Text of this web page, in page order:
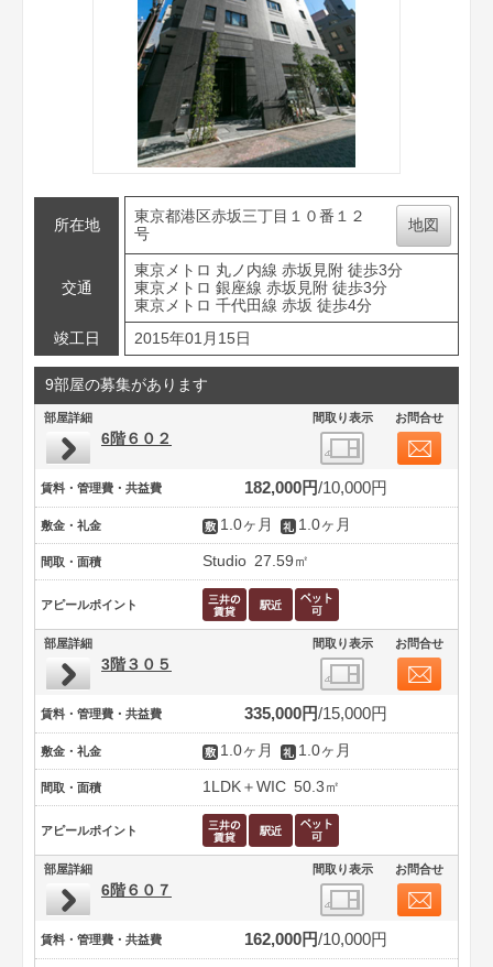
所在地
東京都港区赤坂三丁目１０番１２
号
地図
交通
東京メトロ 丸ノ内線 赤坂見附 徒歩3分
東京メトロ 銀座線 赤坂見附 徒歩3分
東京メトロ 千代田線 赤坂 徒歩4分
竣工日
2015年01月15日
9部屋の募集があります
部屋詳細 間取り表示 お問合せ
6階６０２
賃料・管理費・共益費 182,000円 10,000円
敷金・礼金 1.0ヶ月 1.0ヶ月
間取・面積 Studio 27.59㎡
アピールポイント
部屋詳細 間取り表示 お問合せ
3階３０５
賃料・管理費・共益費 335,000円 15,000円
敷金・礼金 1.0ヶ月 1.0ヶ月
間取・面積 1LDK＋WIC 50.3㎡
アピールポイント
部屋詳細 間取り表示 お問合せ
6階６０７
賃料・管理費・共益費 162,000円 10,000円